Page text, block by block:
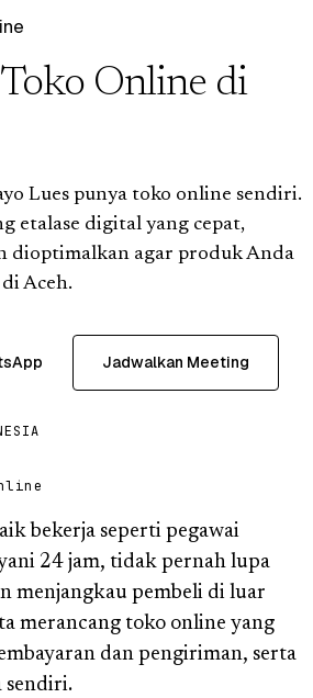
Online di
Lues punya toko online sendiri.
etalase digital yang cepat,
dioptimalkan agar produk Anda
Aceh.
Jadwalkan Meeting
bekerja seperti pegawai
24 jam, tidak pernah lupa
menjangkau pembeli di luar
merancang toko online yang
dan pengiriman, serta
sendiri.